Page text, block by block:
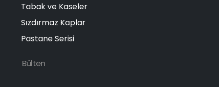
Tabak ve Kaseler
Sızdırmaz Kaplar
Pastane Serisi
Bülten